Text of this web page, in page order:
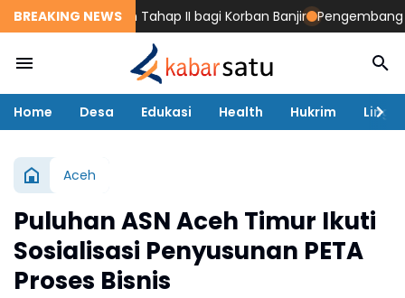
BREAKING NEWS
Dana Stimulan Tahap II bagi Korban Banjir Pengembang
Home Desa Edukasi Health Hukrim
Aceh
Puluhan ASN Aceh Timur Ikuti
Sosialisasi Penyusunan PETA
Proses Bisnis